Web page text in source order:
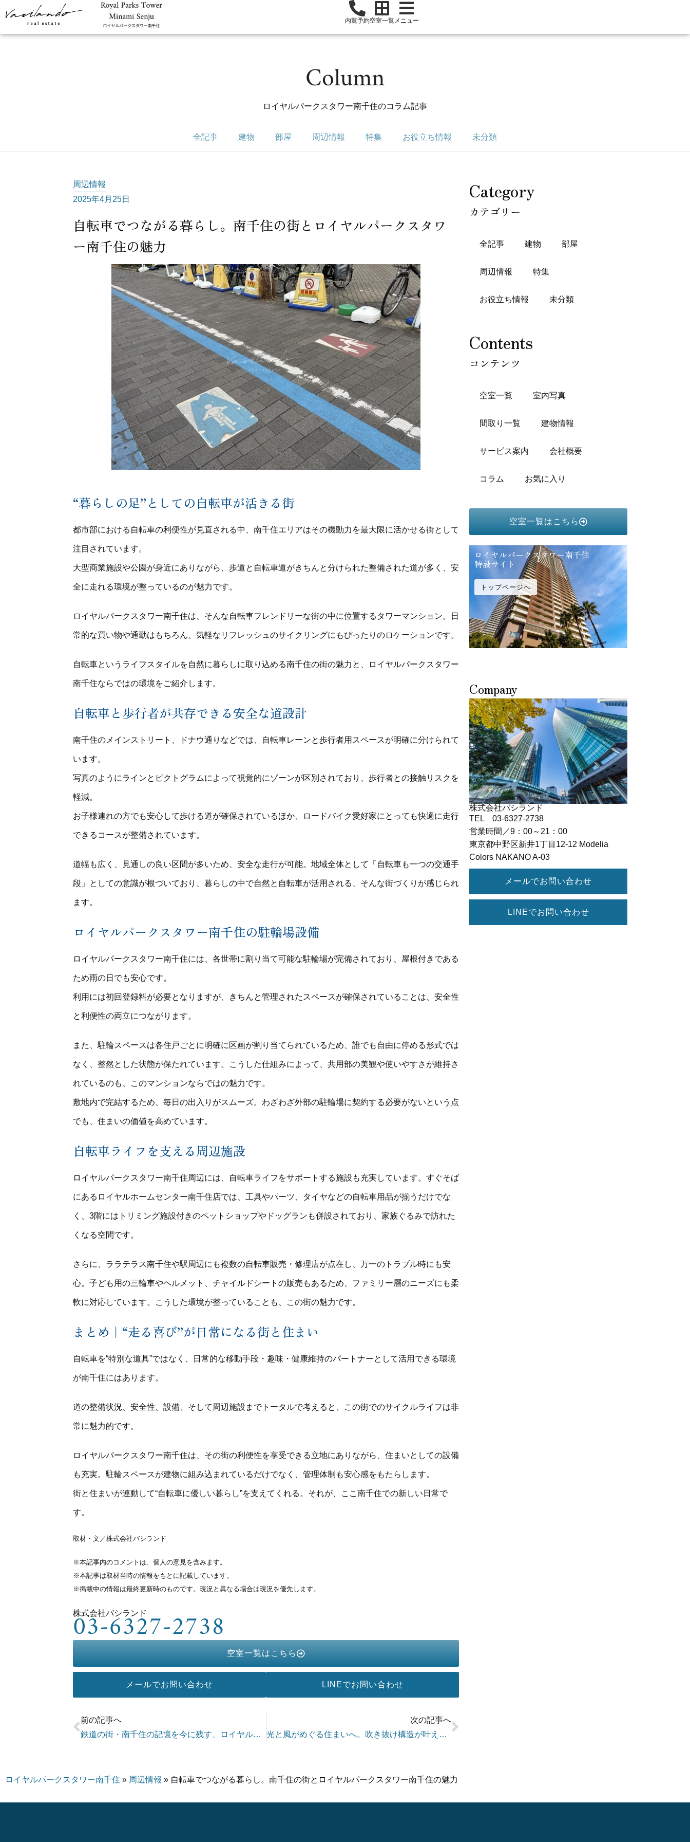
内覧予約空室一覧メニュー
Column
ロイヤルパークスタワー南千住のコラム記事
全記事 建物 部屋 周辺情報 特集 お役立ち情報 未分類
周辺情報
2025年4月25日
自転車でつながる暮らし。南千住の街とロイヤルパークスタワ
ー南千住の魅力
“暮らしの足”としての自転車が活きる街
都市部における自転車の利便性が見直される中、南千住エリアはその機動力を最大限に活かせる街として
注目されています。
大型商業施設や公園が身近にありながら、歩道と自転車道がきちんと分けられた整備された道が多く、安
全に走れる環境が整っているのが魅力です。
ロイヤルパークスタワー南千住は、そんな自転車フレンドリーな街の中に位置するタワーマンション。日
常的な買い物や通勤はもちろん、気軽なリフレッシュのサイクリングにもぴったりのロケーションです。
自転車というライフスタイルを自然に暮らしに取り込める南千住の街の魅力と、ロイヤルパークスタワー
南千住ならではの環境をご紹介します。
自転車と歩行者が共存できる安全な道設計
南千住のメインストリート、ドナウ通りなどでは、自転車レーンと歩行者用スペースが明確に分けられて
います。
写真のようにラインとピクトグラムによって視覚的にゾーンが区別されており、歩行者との接触リスクを
軽減。
お子様連れの方でも安心して歩ける道が確保されているほか、ロードバイク愛好家にとっても快適に走行
できるコースが整備されています。
道幅も広く、見通しの良い区間が多いため、安全な走行が可能。地域全体として「自転車も一つの交通手
段」としての意識が根づいており、暮らしの中で自然と自転車が活用される、そんな街づくりが感じられ
ます。
ロイヤルパークスタワー南千住の駐輪場設備
ロイヤルパークスタワー南千住には、各世帯に割り当て可能な駐輪場が完備されており、屋根付きである
ため雨の日でも安心です。
利用には初回登録料が必要となりますが、きちんと管理されたスペースが確保されていることは、安全性
と利便性の両立につながります。
また、駐輪スペースは各住戸ごとに明確に区画が割り当てられているため、誰でも自由に停める形式では
なく、整然とした状態が保たれています。こうした仕組みによって、共用部の美観や使いやすさが維持さ
れているのも、このマンションならではの魅力です。
敷地内で完結するため、毎日の出入りがスムーズ。わざわざ外部の駐輪場に契約する必要がないという点
でも、住まいの価値を高めています。
自転車ライフを支える周辺施設
ロイヤルパークスタワー南千住周辺には、自転車ライフをサポートする施設も充実しています。すぐそば
にあるロイヤルホームセンター南千住店では、工具やパーツ、タイヤなどの自転車用品が揃うだけでな
く、3階にはトリミング施設付きのペットショップやドッグランも併設されており、家族ぐるみで訪れた
くなる空間です。
さらに、ララテラス南千住や駅周辺にも複数の自転車販売・修理店が点在し、万一のトラブル時にも安
心。子ども用の三輪車やヘルメット、チャイルドシートの販売もあるため、ファミリー層のニーズにも柔
軟に対応しています。こうした環境が整っていることも、この街の魅力です。
まとめ｜“走る喜び”が日常になる街と住まい
自転車を“特別な道具”ではなく、日常的な移動手段・趣味・健康維持のパートナーとして活用できる環境
が南千住にはあります。
道の整備状況、安全性、設備、そして周辺施設までトータルで考えると、この街でのサイクルライフは非
常に魅力的です。
ロイヤルパークスタワー南千住は、その街の利便性を享受できる立地にありながら、住まいとしての設備
も充実。駐輪スペースが建物に組み込まれているだけでなく、管理体制も安心感をもたらします。
街と住まいが連動して“自転車に優しい暮らし”を支えてくれる。それが、ここ南千住での新しい日常で
す。
取材・文／株式会社バシランド
※本記事内のコメントは、個人の意見を含みます。
※本記事は取材当時の情報をもとに記載しています。
※掲載中の情報は最終更新時のものです。現況と異なる場合は現況を優先します。
株式会社バシランド
03-6327-2738
空室一覧はこちら
メールでお問い合わせ LINEでお問い合わせ
前の記事へ
鉄道の街・南千住の記憶を今に残す、ロイヤルパークスタワー南千住の“線路モチーフ”
次の記事へ
光と風がめぐる住まいへ。吹き抜け構造が叶えるロイヤルパークスタワー南千住の快適な暮らし
Category
カテゴリー
全記事 建物 部屋
周辺情報 特集
お役立ち情報 未分類
Contents
コンテンツ
空室一覧 室内写真
間取り一覧 建物情報
サービス案内 会社概要
コラム お気に入り
空室一覧はこちら
ロイヤルパークスタワー南千住
特設サイト
トップページへ
Company
株式会社バシランド
TEL 03-6327-2738
営業時間／9：00～21：00
東京都中野区新井1丁目12-12 Modelia
Colors NAKANO A-03
メールでお問い合わせ
LINEでお問い合わせ
ロイヤルパークスタワー南千住 » 周辺情報 » 自転車でつながる暮らし。南千住の街とロイヤルパークスタワー南千住の魅力